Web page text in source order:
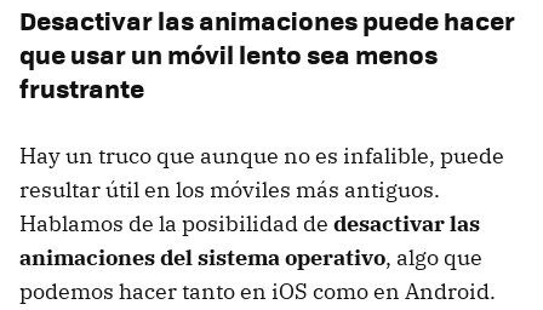
Desactivar las animaciones puede hacer
que usar un móvil lento sea menos
frustrante
Hay un truco que aunque no es infalible, puede
resultar útil en los móviles más antiguos.
Hablamos de la posibilidad de desactivar las
animaciones del sistema operativo, algo que
podemos hacer tanto en iOS como en Android.